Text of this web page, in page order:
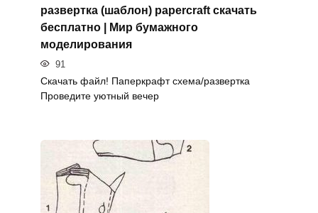
развертка (шаблон) papercraft скачать
бесплатно | Мир бумажного
моделирования
91
Скачать файл! Паперкрафт схема/развертка
Проведите уютный вечер